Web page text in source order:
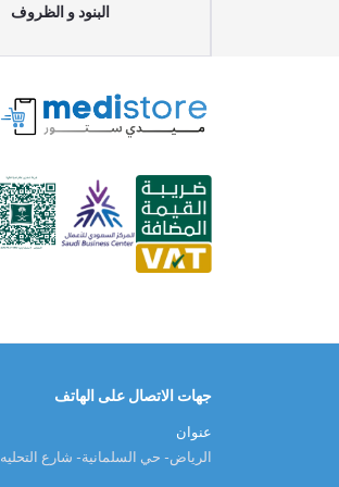
البنود و الظروف
جهات الاتصال على الهاتف
عنوان
الرياض - حي السلمانية - شارع التحليه